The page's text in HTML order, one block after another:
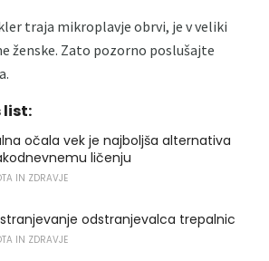
traja mikroplavje obrvi, je v veliki
ženske. Zato pozorno poslušajte
list:
očala vek je najboljša alternativa
ličenju
IN ZDRAVJE
odstranjevalca trepalnic
IN ZDRAVJE